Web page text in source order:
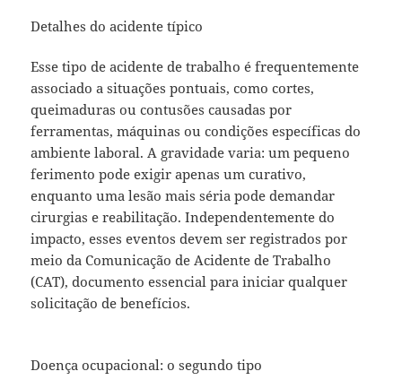
Detalhes do acidente típico
Esse tipo de acidente de trabalho é frequentemente
associado a situações pontuais, como cortes,
queimaduras ou contusões causadas por
ferramentas, máquinas ou condições específicas do
ambiente laboral. A gravidade varia: um pequeno
ferimento pode exigir apenas um curativo,
enquanto uma lesão mais séria pode demandar
cirurgias e reabilitação. Independentemente do
impacto, esses eventos devem ser registrados por
meio da Comunicação de Acidente de Trabalho
(CAT), documento essencial para iniciar qualquer
solicitação de benefícios.
Doença ocupacional: o segundo tipo